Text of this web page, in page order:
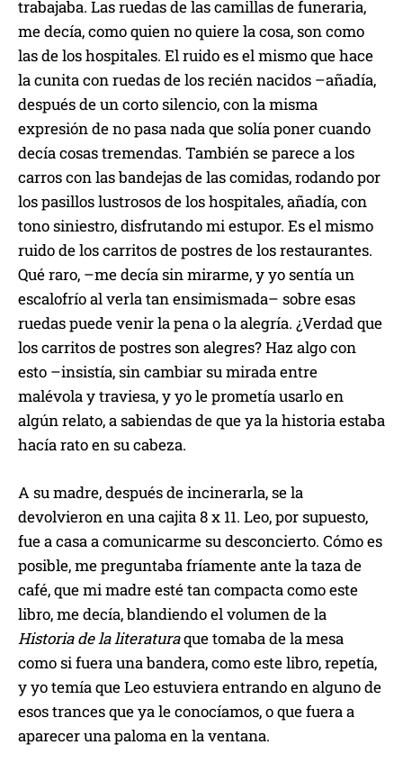
trabajaba. Las ruedas de las camillas de funeraria,
me decía, como quien no quiere la cosa, son como
las de los hospitales. El ruido es el mismo que hace
la cunita con ruedas de los recién nacidos –añadía,
después de un corto silencio, con la misma
expresión de no pasa nada que solía poner cuando
decía cosas tremendas. También se parece a los
carros con las bandejas de las comidas, rodando por
los pasillos lustrosos de los hospitales, añadía, con
tono siniestro, disfrutando mi estupor. Es el mismo
ruido de los carritos de postres de los restaurantes.
Qué raro, –me decía sin mirarme, y yo sentía un
escalofrío al verla tan ensimismada– sobre esas
ruedas puede venir la pena o la alegría. ¿Verdad que
los carritos de postres son alegres? Haz algo con
esto –insistía, sin cambiar su mirada entre
malévola y traviesa, y yo le prometía usarlo en
algún relato, a sabiendas de que ya la historia estaba
hacía rato en su cabeza.
A su madre, después de incinerarla, se la
devolvieron en una cajita 8 x 11. Leo, por supuesto,
fue a casa a comunicarme su desconcierto. Cómo es
posible, me preguntaba fríamente ante la taza de
café, que mi madre esté tan compacta como este
libro, me decía, blandiendo el volumen de la
Historia de la literaturaque tomaba de la mesa
como si fuera una bandera, como este libro, repetía,
y yo temía que Leo estuviera entrando en alguno de
esos trances que ya le conocíamos, o que fuera a
aparecer una paloma en la ventana.